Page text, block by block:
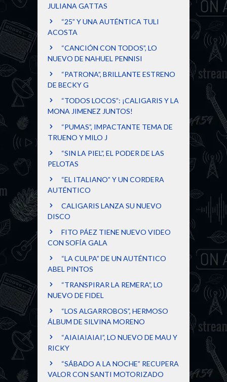
JULIANA GATTAS
“25” Y UNA AUTÉNTICA TULI
ACOSTA
“CANCIÓN CON TODOS”, LO
NUEVO DE NAHUEL PENNISI
“PATRONA”, BRILLANTE ESTRENO
DE BECKY G
“TODOS LOCOS”: ¡CALIGARIS Y LA
MONA JIMENEZ JUNTOS!
“PUMAS”, IMPACTANTE TEMA DE
TRUENO Y MILO J
“SIN LA PIEL”, EL PODER DE LAS
PELOTAS
“EL ITALIANO” Y UN CORDERA
AUTÉNTICO
CALIGARIS LANZA SU NUEVO
DISCO
FITO PÁEZ TIENE NUEVO VIDEO
CON SOFÍA GALA
“LA CULPA” DE UN AUTÉNTICO
ABEL PINTOS
“TRANSPIRAR LA REMERA”, LO
NUEVO DE FIDEL
“LOS ALGARROBOS”, HERMOSO
ÁLBUM DE SILVINA MORENO
“AIAIAIAIAI”, LO NUEVO DE MAU Y
RICKY
“SÁBADO A LA NOCHE” RECUPERA
VALOR CON SANTI MOTORIZADO